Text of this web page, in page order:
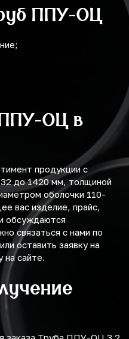
ППУ-ОЦ
ОЦ в
продукции с
до 1420 мм, толщиной
оболочки 110-
вас изделие, прайс,
обсуждаются
связаться с нами по
оставить заявку на
на сайте.